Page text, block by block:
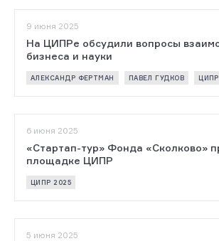
9 июня 2025
На ЦИПРе обсудили вопросы
бизнеса и науки
АЛЕКСАНДР ФЕРТМАН ПАВЕЛ ГУДКОВ
6 июня 2025
«Стартап-тур» Фонда «Сколково»
площадке ЦИПР
ЦИПР 2025
5 июня 2025